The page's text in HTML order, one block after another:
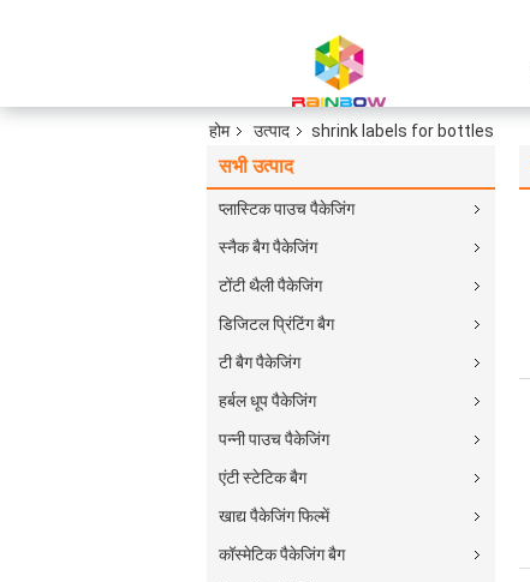
होम उत्पाद shrink labels for bottles
सभी उत्पाद
प्लास्टिक पाउच पैकेजिंग
स्नैक बैग पैकेजिंग
टोंटी थैली पैकेजिंग
डिजिटल प्रिंटिंग बैग
टी बैग पैकेजिंग
हर्बल धूप पैकेजिंग
पन्नी पाउच पैकेजिंग
एंटी स्टेटिक बैग
खाद्य पैकेजिंग फिल्में
कॉस्मेटिक पैकेजिंग बैग